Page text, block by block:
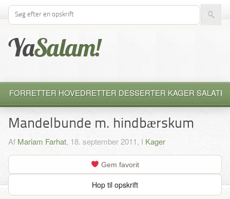
Søg efter opskrift
FORRETTER HOVEDRETTER DESSERTER KAGER
Mandelbunde m. hindbærskum
Af Mariam Farhat, 18. september 2011, I Kager
Gem favorit
Hop til opskrift